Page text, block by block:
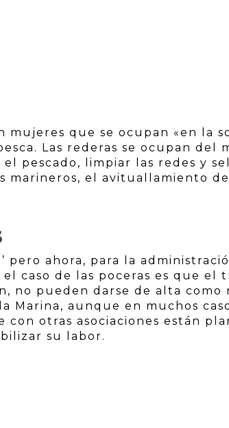
mujeres que se ocupan «en la
Las rederas se ocupan del
pescado, limpiar las redes y
marineros, el avituallamiento
pero ahora, para la
caso de las poceras es que el
no pueden darse de alta como
aunque en muchos
otras asociaciones están
su labor.